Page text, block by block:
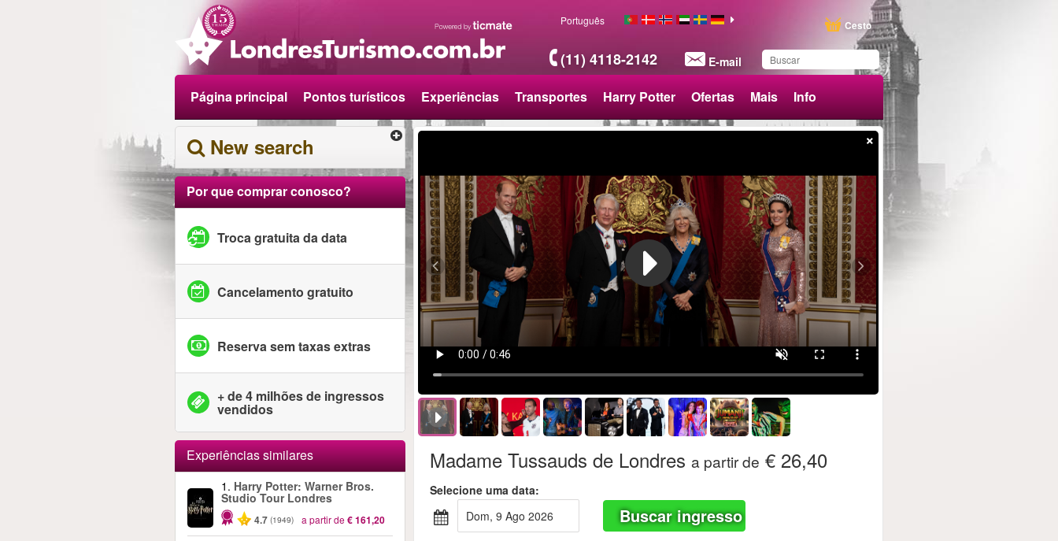
(11) 4118-2142 E-mail
Cesto
Português
Página principal Pontos turísticos Experiências Transportes Harry Potter Ofertas Mais Info
New search
Por que comprar conosco?
Troca gratuita da data
Cancelamento gratuito
Reserva sem taxas extras
+ de 4 milhões de ingressos
vendidos
Experiências similares
1. Harry Potter: Warner Bros.
Studio Tour Londres
4.7 (1949) a partir de€ 161,20
×
Madame Tussauds de Londres a partir de € 26,40
Selecione uma data:
dom, 9 Ago 2026
Buscar ingresso